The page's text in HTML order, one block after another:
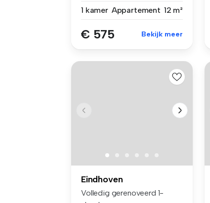
1 kamer Appartement 12 m²
€ 575 Bekijk meer
Eindhoven
Volledig gerenoveerd 1-